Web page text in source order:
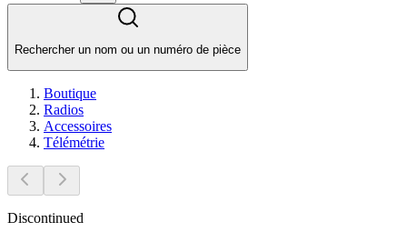
Rechercher un nom ou un numéro de pièce
Boutique
Radios
Accessoires
Télémétrie
Discontinued